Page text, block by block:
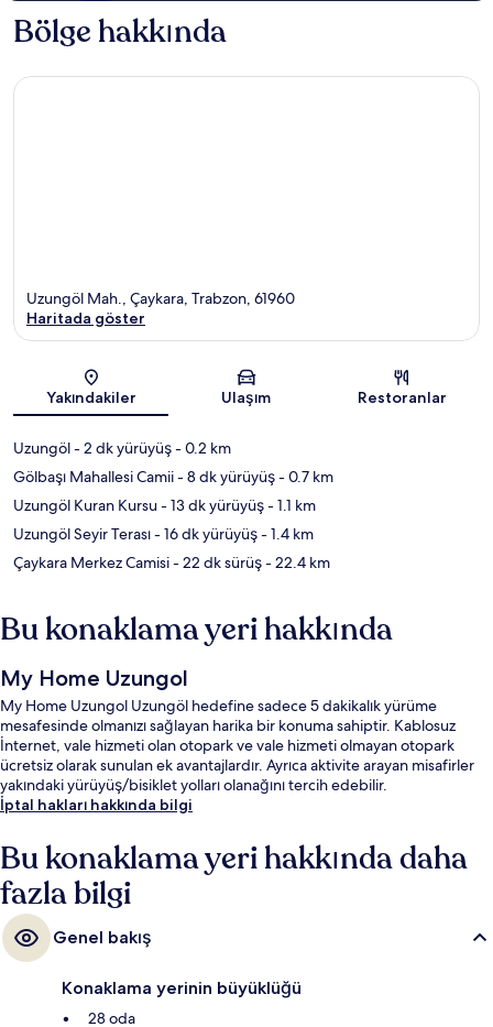
Bölge hakkında
Harita
Uzungöl Mah., Çaykara, Trabzon, 61960
Haritada göster
Yakındakiler Ulaşım Restoranlar
Uzungöl- 2 dk yürüyüş- 0.2 km
Gölbaşı Mahallesi Camii- 8 dk yürüyüş- 0.7 km
Uzungöl Kuran Kursu- 13 dk yürüyüş- 1.1 km
Uzungöl Seyir Terası- 16 dk yürüyüş- 1.4 km
Çaykara Merkez Camisi- 22 dk sürüş- 22.4 km
Bu konaklama yeri hakkında
My Home Uzungol
My Home Uzungol Uzungöl hedefine sadece 5 dakikalık yürüme
mesafesinde olmanızı sağlayan harika bir konuma sahiptir. Kablosuz
İnternet, vale hizmeti olan otopark ve vale hizmeti olmayan otopark
ücretsiz olarak sunulan ek avantajlardır. Ayrıca aktivite arayan misafirler
yakındaki yürüyüş/bisiklet yolları olanağını tercih edebilir.
İptal hakları hakkında bilgi
Bu konaklama yeri hakkında daha
fazla bilgi
Genel bakış
Konaklama yerinin büyüklüğü
28 oda